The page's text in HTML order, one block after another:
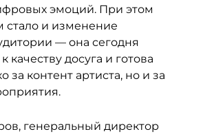
эмоций. При этом
и изменение
— она сегодня
качеству досуга и готова
за контент артиста, но и за